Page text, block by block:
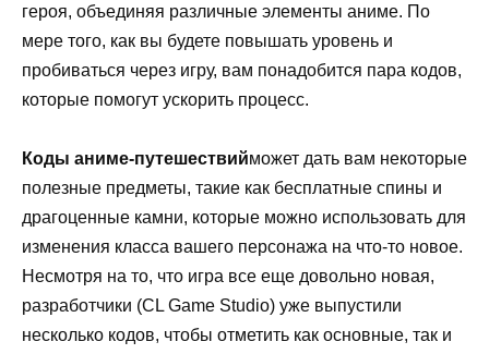
героя, объединяя различные элементы аниме. По
мере того, как вы будете повышать уровень и
пробиваться через игру, вам понадобится пара кодов,
которые помогут ускорить процесс.
Коды аниме-путешествийможет дать вам некоторые
полезные предметы, такие как бесплатные спины и
драгоценные камни, которые можно использовать для
изменения класса вашего персонажа на что-то новое.
Несмотря на то, что игра все еще довольно новая,
разработчики (CL Game Studio) уже выпустили
несколько кодов, чтобы отметить как основные, так и